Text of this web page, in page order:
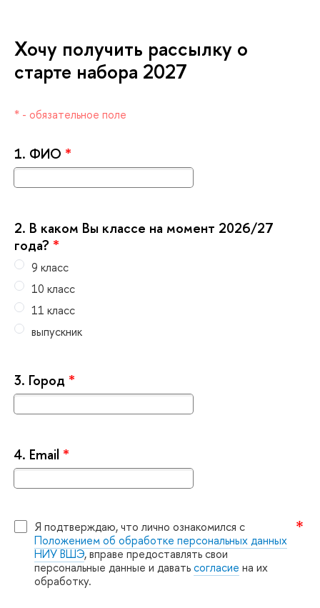
Хочу получить рассылку о
старте набора 2027
* - обязательное поле
1. ФИО *
2. каком Вы классе на момент 2026/27
ода? *
9 класс
10 класс
11 класс
ыпускник
3. Город *
4. Email *
Я подтверждаю, что лично ознакомился с
Положением об обработке персональных данных
НИУ ВШЭ, вправе предоставлять свои
персональные данные и даватьсогласие на их
обработку.